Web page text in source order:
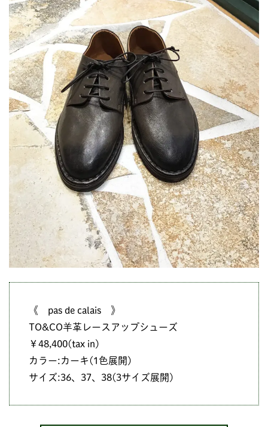
《 pas de calais 》
TO&CO羊革レースアップシューズ
￥48,400(tax in)
カラー:カーキ(1色展開)
サイズ:36、37、38(3サイズ展開)